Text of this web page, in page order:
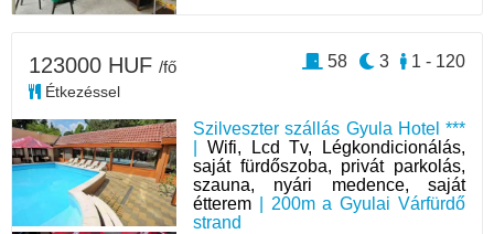
Szilveszter szállás Gyula Hotel ***
Wifi, Lcd Tv, Légkondicionálás,
saját fürdőszoba, privát parkolás,
szauna, nyári medence, saját
étterem | 200m a Gyulai Várfürdő
strand
123000 HUF /fő
Étkezéssel
1 - 120
3
58